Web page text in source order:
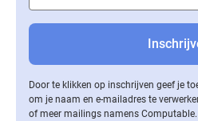
Door te klikken op inschrijven geef je
om je naam en e-mailadres te
of meer mailings namens